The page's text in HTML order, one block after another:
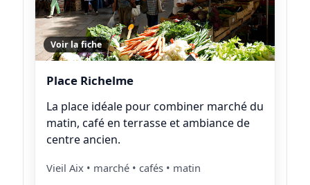
Voir la fiche
Place Richelme
La place idéale pour combiner marché du
matin, café en terrasse et ambiance de
centre ancien.
Vieil Aix • marché • cafés • matin